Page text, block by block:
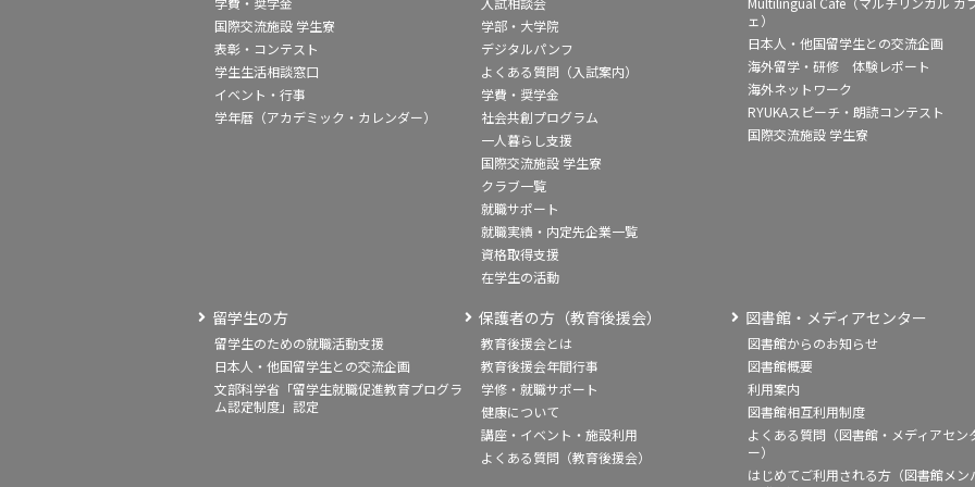
国際交流施設 学生寮
表彰・コンテスト
学生生活相談窓口
イベント・行事
学年暦（アカデミック・カレンダー）
学部・大学院
デジタルパンフ
よくある質問（入試案内）
学費・奨学金
社会共創プログラム
一人暮らし支援
国際交流施設 学生寮
クラブ一覧
就職サポート
就職実績・内定先企業一覧
資格取得支援
在学生の活動
ェ）
日本人・他国留学生との交流企画
海外留学・研修 体験レポート
海外ネットワーク
RYUKAスピーチ・朗読コンテスト
国際交流施設 学生寮
留学生の方
留学生のための就職活動支援
日本人・他国留学生との交流企画
文部科学省「留学生就職促進教育プログラ
ム認定制度」認定
保護者の方（教育後援会）
教育後援会とは
教育後援会年間行事
学修・就職サポート
健康について
講座・イベント・施設利用
よくある質問（教育後援会）
図書館・メディアセンター
図書館からのお知らせ
図書館概要
利用案内
図書館相互利用制度
よくある質問（図書館・メディアセン
ー）
はじめてご利用される方（図書館メン